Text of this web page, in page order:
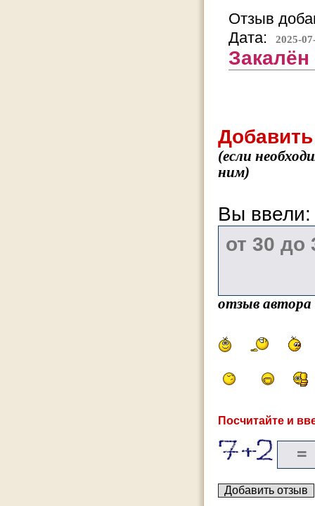
Отзыв
Дата:
2025-
Закалён
(если
ним)
Вы
отзыв
Посчитайте и